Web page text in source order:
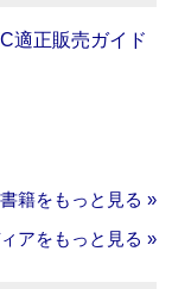
適正販売ガイド
書籍をもっと見る »
アをもっと見る »